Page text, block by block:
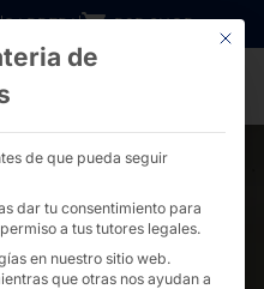
CARRERA B2B SHOP
para
Este
de
de que pueda seguir
dar tu consentimiento para
a tus tutores legales.
en nuestro sitio web.
que otras nos ayudan a